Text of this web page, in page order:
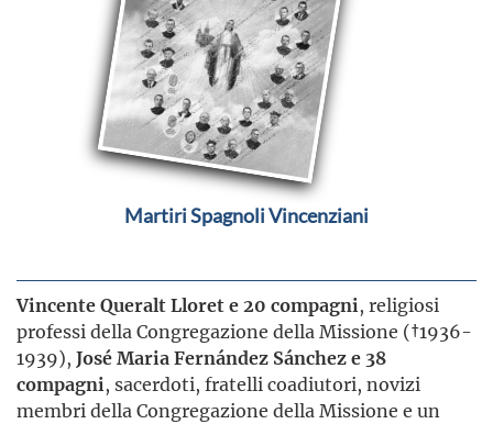
Martiri Spagnoli Vincenziani
Vincente Queralt Lloret e 20 compagni, religiosi
professi della Congregazione della Missione (†1936-
1939), José Maria Fernández Sánchez e 38
compagni, sacerdoti, fratelli coadiutori, novizi
membri della Congregazione della Missione e un